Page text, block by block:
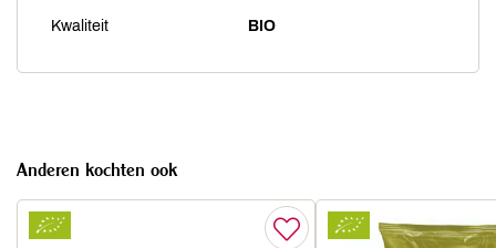
Kwaliteit BIO
Anderen kochten ook